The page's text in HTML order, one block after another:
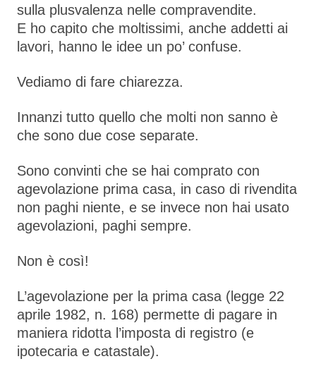
sulla plusvalenza nelle compravendite.
E ho capito che moltissimi, anche addetti ai
lavori, hanno le idee un po’ confuse.
Vediamo di fare chiarezza.
Innanzi tutto quello che molti non sanno è
che sono due cose separate.
Sono convinti che se hai comprato con
agevolazione prima casa, in caso di rivendita
non paghi niente, e se invece non hai usato
agevolazioni, paghi sempre.
Non è così!
L’agevolazione per la prima casa (legge 22
aprile 1982, n. 168) permette di pagare in
maniera ridotta l’imposta di registro (e
ipotecaria e catastale).